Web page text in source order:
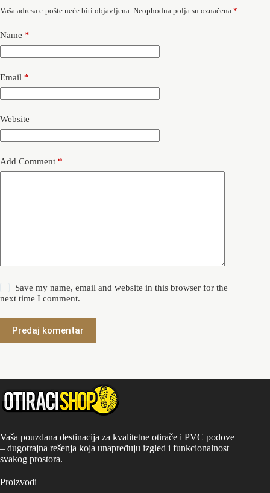
Vaša adresa e-pošte neće biti objavljena. Neophodna polja su označena *
Name *
Email *
Website
Add Comment *
Save my name, email and website in this browser for the
next time I comment.
Predaj komentar
Vaša pouzdana destinacija za kvalitetne otirače i PVC podove
– dugotrajna rešenja koja unapređuju izgled i funkcionalnost
svakog prostora.
Proizvodi